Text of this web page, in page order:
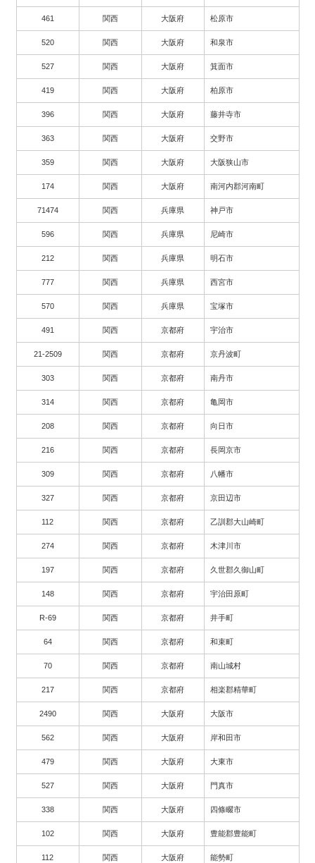
461 関西 大阪府 松原市
520 関西 大阪府 和泉市
527 関西 大阪府 箕面市
419 関西 大阪府 柏原市
396 関西 大阪府 藤井寺市
363 関西 大阪府 交野市
359 関西 大阪府 大阪狭山市
174 関西 大阪府 南河内郡河南町
71474 関西 兵庫県 神戸市
596 関西 兵庫県 尼崎市
212 関西 兵庫県 明石市
777 関西 兵庫県 西宮市
570 関西 兵庫県 宝塚市
491 関西 京都府 宇治市
21-2509 関西 京都府 京丹波町
303 関西 京都府 南丹市
314 関西 京都府 亀岡市
208 関西 京都府 向日市
216 関西 京都府 長岡京市
309 関西 京都府 八幡市
327 関西 京都府 京田辺市
112 関西 京都府 乙訓郡大山崎町
274 関西 京都府 木津川市
197 関西 京都府 久世郡久御山町
148 関西 京都府 宇治田原町
R-69 関西 京都府 井手町
64 関西 京都府 和束町
70 関西 京都府 南山城村
217 関西 京都府 相楽郡精華町
2490 関西 大阪府 大阪市
562 関西 大阪府 岸和田市
479 関西 大阪府 大東市
527 関西 大阪府 門真市
338 関西 大阪府 四條畷市
102 関西 大阪府 豊能郡豊能町
112 関西 大阪府 能勢町